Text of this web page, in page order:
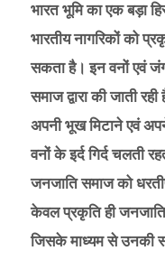
भारत भूमि का एक बड़ा
भारतीय नागरिकों को
सकता है। इन वनों एवं
समाज द्वारा की जाती
अपनी भूख मिटाने एवं
वनों के इर्द गिर्द चलती
जनजाति समाज को
केवल प्रकृति ही जनजाति
जिसके माध्यम से उनकी